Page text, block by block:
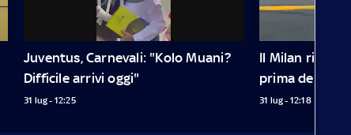
Juventus, Carnevali: "Kolo Muani?
Difficile arrivi oggi"
31 lug - 12:25
Il Milan ricorda
prima
31 lug - 12:18